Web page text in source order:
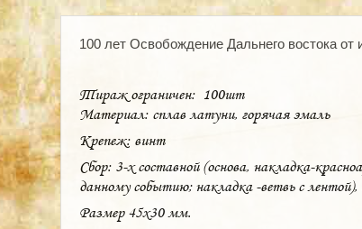
100 лет Освобождение Дальнего востока от
Тираж ограничен: 100шт
Материал: сплав латуни, горячая эмаль
Крепеж: винт
Сбор: 3-х составной (основа, накладка-
данному событию; накладка -ветвь с
Размер 45x30 мм.